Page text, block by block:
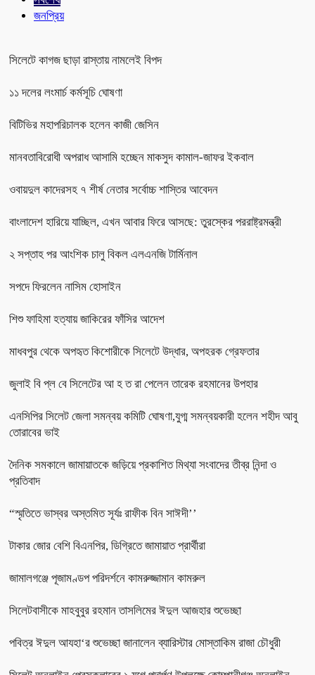
জনপ্রিয়
সিলেটে কাগজ ছাড়া রাস্তায় নামলেই বিপদ
১১ দলের লংমার্চ কর্মসূচি ঘোষণা
বিটিভির মহাপরিচালক হলেন কাজী জেসিন
মানবতাবিরোধী অপরাধ আসামি হচ্ছেন মাকসুদ কামাল-জাফর ইকবাল
ওবায়দুল কাদেরসহ ৭ শীর্ষ নেতার সর্বোচ্চ শাস্তির আবেদন
বাংলাদেশ হারিয়ে যাচ্ছিল, এখন আবার ফিরে আসছে: তুরস্কের পররাষ্ট্রমন্ত্রী
২ সপ্তাহ পর আংশিক চালু বিকল এলএনজি টার্মিনাল
সপদে ফিরলেন নাসিম হোসাইন
শিশু ফাহিমা হত্যায় জাকিরের ফাঁসির আদেশ
মাধবপুর থেকে অপহৃত কিশোরীকে সিলেটে উদ্ধার, অপহরক গ্রেফতার
জুলাই বি প্ল বে সিলেটের আ হ ত রা পেলেন তারেক রহমানের উপহার
এনসিপির সিলেট জেলা সমন্বয় কমিটি ঘোষণা,যুগ্ম সমন্বয়কারী হলেন শহীদ আবু
তোরাবের ভাই
দৈনিক সমকালে জামায়াতকে জড়িয়ে প্রকাশিত মিথ্যা সংবাদের তীব্র নিন্দা ও
প্রতিবাদ
“স্মৃতিতে ভাস্বর অস্তমিত সূর্যঃ রাফীক বিন সাঈদী’’
টাকার জোর বেশি বিএনপির, ডিগ্রিতে জামায়াত প্রার্থীরা
জামালগঞ্জে পূজামণ্ডপ পরিদর্শনে কামরুজ্জামান কামরুল
সিলেটবাসীকে মাহবুবুর রহমান তাসলিমের ঈদুল আজহার শুভেচ্ছা
পবিত্র ঈদুল আযহা‘র শুভেচ্ছা জানালেন ব্যারিস্টার মোস্তাকিম রাজা চৌধুরী